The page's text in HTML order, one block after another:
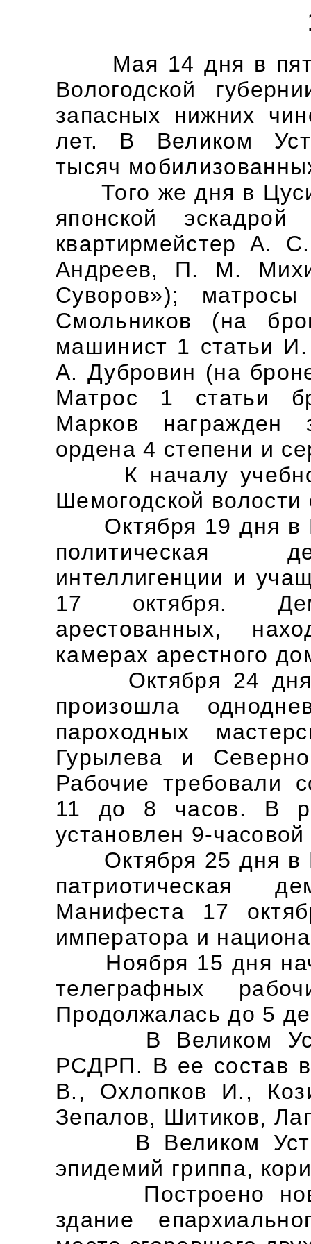
Мая 14 дня в пяти
Вологодской
запасных нижних
лет. В Великом
тысяч
Того же дня в
японской
квартирмейстер А.
Андреев, П. М.
Суворов»);
Смольников (на
машинист 1 статьи
А. Дубровин (на
Матрос 1 статьи
Марков награжден
ордена 4 степени и
К началу
Шемогодской
Октября 19 дня в
политическая
интеллигенции и
17 октября.
арестованных,
камерах арестного
Октября 24 дня в
произошла
пароходных
Гурылева и
Рабочие требовали
11 до 8 часов. В
установлен 9-
Октября 25 дня в
патриотическая
Манифеста 17
императора и
Ноября 15 дня
телеграфных
Продолжалась до 5
В Великом
РСДРП. В ее состав
В., Охлопков И.,
Зепалов, Шитиков,
В Великом
эпидемий гриппа,
Построено
здание